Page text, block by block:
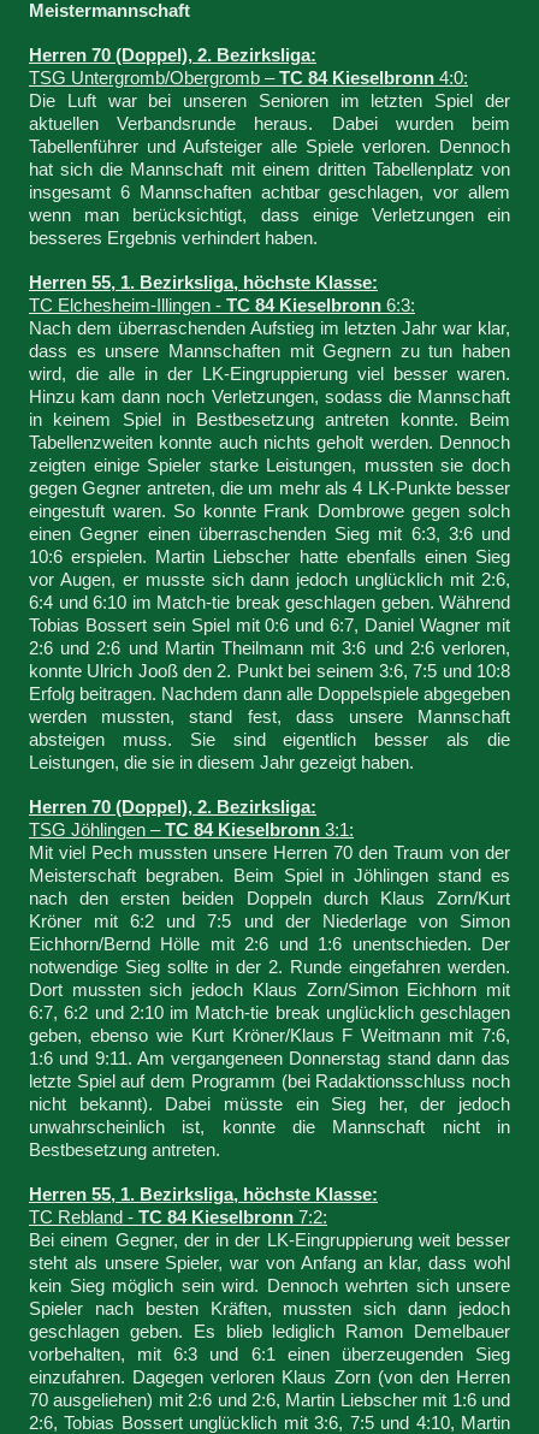
Meistermannschaft
Herren 70 (Doppel), 2. Bezirksliga:
TSG Untergromb/Obergromb –TC 84 Kieselbronn 4:0:
Die Luft war bei unseren Senioren im letzten Spiel der
aktuellen Verbandsrunde heraus. Dabei wurden beim
Tabellenführer und Aufsteiger alle Spiele verloren. Dennoch
hat sich die Mannschaft mit einem dritten Tabellenplatz von
insgesamt 6 Mannschaften achtbar geschlagen, vor allem
wenn man berücksichtigt, dass einige Verletzungen ein
besseres Ergebnis verhindert haben.
Herren 55, 1. Bezirksliga, höchste Klasse:
TC Elchesheim-Illingen - TC 84 Kieselbronn 6:3:
Nach dem überraschenden Aufstieg im letzten Jahr war klar,
dass es unsere Mannschaften mit Gegnern zu tun haben
wird, die alle in der LK-Eingruppierung viel besser waren.
Hinzu kam dann noch Verletzungen, sodass die Mannschaft
in keinem Spiel in Bestbesetzung antreten konnte. Beim
Tabellenzweiten konnte auch nichts geholt werden. Dennoch
zeigten einige Spieler starke Leistungen, mussten sie doch
gegen Gegner antreten, die um mehr als 4 LK-Punkte besser
eingestuft waren. So konnte Frank Dombrowe gegen solch
einen Gegner einen überraschenden Sieg mit 6:3, 3:6 und
10:6 erspielen. Martin Liebscher hatte ebenfalls einen Sieg
vor Augen, er musste sich dann jedoch unglücklich mit 2:6,
6:4 und 6:10 im Match-tie break geschlagen geben. Während
Tobias Bossert sein Spiel mit 0:6 und 6:7, Daniel Wagner mit
2:6 und 2:6 und Martin Theilmann mit 3:6 und 2:6 verloren,
konnte Ulrich Jooß den 2. Punkt bei seinem 3:6, 7:5 und 10:8
Erfolg beitragen. Nachdem dann alle Doppelspiele abgegeben
werden mussten, stand fest, dass unsere Mannschaft
absteigen muss. Sie sind eigentlich besser als die
Leistungen, die sie in diesem Jahr gezeigt haben.
Herren 70 (Doppel), 2. Bezirksliga:
TSG Jöhlingen –TC 84 Kieselbronn 3:1:
Mit viel Pech mussten unsere Herren 70 den Traum von der
Meisterschaft begraben. Beim Spiel in Jöhlingen stand es
nach den ersten beiden Doppeln durch Klaus Zorn/Kurt
Kröner mit 6:2 und 7:5 und der Niederlage von Simon
Eichhorn/Bernd Hölle mit 2:6 und 1:6 unentschieden. Der
notwendige Sieg sollte in der 2. Runde eingefahren werden.
Dort mussten sich jedoch Klaus Zorn/Simon Eichhorn mit
6:7, 6:2 und 2:10 im Match-tie break unglücklich geschlagen
geben, ebenso wie Kurt Kröner/Klaus F Weitmann mit 7:6,
1:6 und 9:11. Am vergangeneen Donnerstag stand dann das
letzte Spiel auf dem Programm (bei Radaktionsschluss noch
nicht bekannt). Dabei müsste ein Sieg her, der jedoch
unwahrscheinlich ist, konnte die Mannschaft nicht in
Bestbesetzung antreten.
Herren 55, 1. Bezirksliga, höchste Klasse:
TC Rebland - TC 84 Kieselbronn 7:2:
Bei einem Gegner, der in der LK-Eingruppierung weit besser
steht als unsere Spieler, war von Anfang an klar, dass wohl
kein Sieg möglich sein wird. Dennoch wehrten sich unsere
Spieler nach besten Kräften, mussten sich dann jedoch
geschlagen geben. Es blieb lediglich Ramon Demelbauer
vorbehalten, mit 6:3 und 6:1 einen überzeugenden Sieg
einzufahren. Dagegen verloren Klaus Zorn (von den Herren
70 ausgeliehen) mit 2:6 und 2:6, Martin Liebscher mit 1:6 und
2:6, Tobias Bossert unglücklich mit 3:6, 7:5 und 4:10, Martin